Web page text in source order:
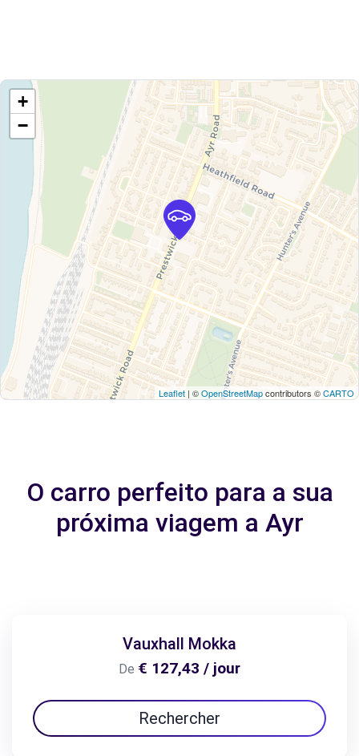
+
−
Leaflet | ©OpenStreetMapcontributors ©CARTO
O carro perfeito para a sua
próxima viagem a Ayr
Vauxhall Mokka
De € 127,43 / jour
Rechercher